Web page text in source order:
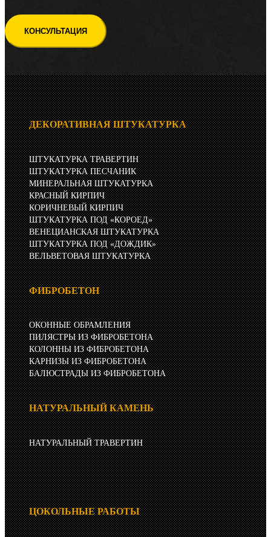
КОНСУЛЬТАЦИЯ
ДЕКОРАТИВНАЯ ШТУКАТУРКА
ШТУКАТУРКА ТРАВЕРТИН
ШТУКАТУРКА ПЕСЧАНИК
МИНЕРАЛЬНАЯ ШТУКАТУРКА
КРАСНЫЙ КИРПИЧ
КОРИЧНЕВЫЙ КИРПИЧ
ШТУКАТУРКА ПОД «КОРОЕД»
ВЕНЕЦИАНСКАЯ ШТУКАТУРКА
ШТУКАТУРКА ПОД «ДОЖДИК»
ВЕЛЬВЕТОВАЯ ШТУКАТУРКА
ФИБРОБЕТОН
ОКОННЫЕ ОБРАМЛЕНИЯ
ПИЛЯСТРЫ ИЗ ФИБРОБЕТОНА
КОЛОННЫ ИЗ ФИБРОБЕТОНА
КАРНИЗЫ ИЗ ФИБРОБЕТОНА
БАЛЮСТРАДЫ ИЗ ФИБРОБЕТОНА
НАТУРАЛЬНЫЙ КАМЕНЬ
НАТУРАЛЬНЫЙ ТРАВЕРТИН
ЦОКОЛЬНЫЕ РАБОТЫ